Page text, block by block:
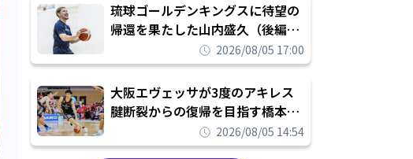
琉球ゴールデンキングスに待望の
帰還を果たした山内盛久（後編）
「1人のウチナーンチュとしてみ
んなが誇りに思えるチームにして
いく」
2026/08/05 17:00
大阪エヴェッサが3度のアキレス
腱断裂からの復帰を目指す橋本拓
哉と契約を締結「もう一度コート
に立ちたい」
2026/08/05 14:54